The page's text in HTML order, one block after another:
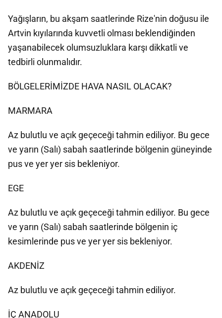
Yağışların, bu akşam saatlerinde Rize'nin doğusu ile
Artvin kıyılarında kuvvetli olması beklendiğinden
yaşanabilecek olumsuzluklara karşı dikkatli ve
tedbirli olunmalıdır.
BÖLGELERİMİZDE HAVA NASIL OLACAK?
MARMARA
Az bulutlu ve açık geçeceği tahmin ediliyor. Bu gece
ve yarın (Salı) sabah saatlerinde bölgenin güneyinde
pus ve yer yer sis bekleniyor.
EGE
Az bulutlu ve açık geçeceği tahmin ediliyor. Bu gece
ve yarın (Salı) sabah saatlerinde bölgenin iç
kesimlerinde pus ve yer yer sis bekleniyor.
AKDENİZ
Az bulutlu ve açık geçeceği tahmin ediliyor.
İÇ ANADOLU